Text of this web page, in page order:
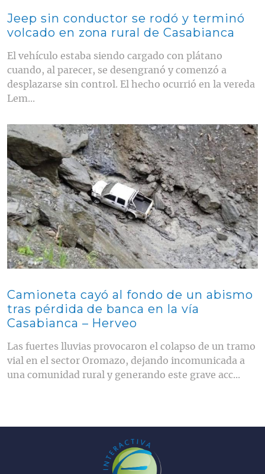
Jeep sin conductor se rodó y terminó
volcado en zona rural de Casabianca
El vehículo estaba siendo cargado con plátano
cuando, al parecer, se desengranó y comenzó a
desplazarse sin control. El hecho ocurrió en la vereda
Lem...
Contenido multimedia principal
Camioneta cayó al fondo de un abismo
tras pérdida de banca en la vía
Casabianca – Herveo
Las fuertes lluvias provocaron el colapso de un tramo
vial en el sector Oromazo, dejando incomunicada a
una comunidad rural y generando este grave acc...